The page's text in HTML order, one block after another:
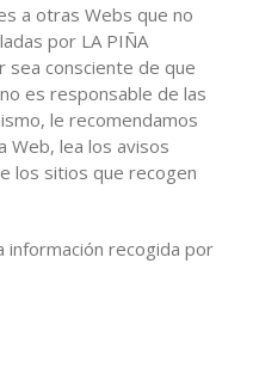
a otras Webs que no
por LA PIÑA
sea consciente de que
no es responsable de las
le recomendamos
Web, lea los avisos
los sitios que recogen
información recogida por